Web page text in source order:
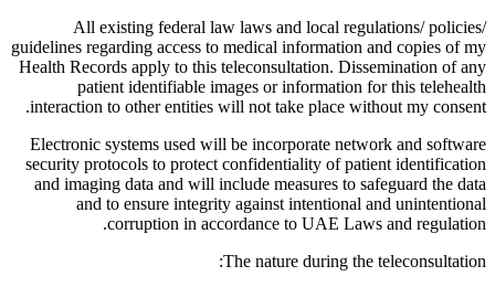
All existing federal law laws and local regulations/ policies/
guidelines regarding access to medical information and copies of my
Health Records apply to this teleconsultation. Dissemination of any
patient identifiable images or information for this telehealth
interaction to other entities will not take place without my consent.
Electronic systems used will be incorporate network and software
security protocols to protect confidentiality of patient identification
and imaging data and will include measures to safeguard the data
and to ensure integrity against intentional and unintentional
corruption in accordance to UAE Laws and regulation.
The nature during the teleconsultation: